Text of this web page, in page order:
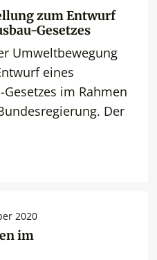
zum Entwurf
Gesetzes
Umweltbewegung
eines
im Rahmen
Der
2020
im